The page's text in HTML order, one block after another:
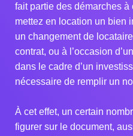
fait partie des démarches
mettez en location un bien
un changement de
contrat, ou à l’occasion
dans le cadre d’un
nécessaire de remplir un
À cet effet, un certain
figurer sur le document,